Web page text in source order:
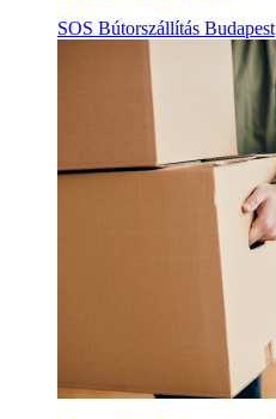
SOS Bútorszállítás Budapest